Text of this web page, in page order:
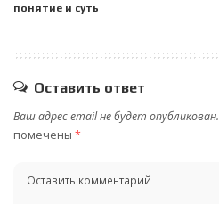
понятие и суть
Оставить ответ
Ваш адрес email не будет опубликован.
помечены *